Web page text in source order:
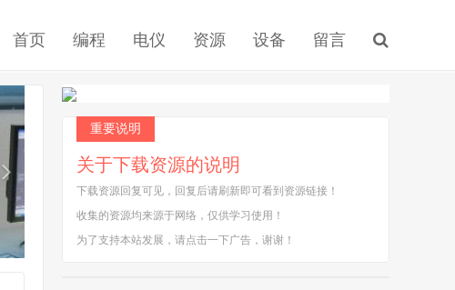
首页 编程 电仪 资源 设备 留言
重要说明
关于下载资源的说明
下载资源回复可见，回复后请刷新即可看到资源链接！
收集的资源均来源于网络，仅供学习使用！
为了支持本站发展，请点击一下广告，谢谢！